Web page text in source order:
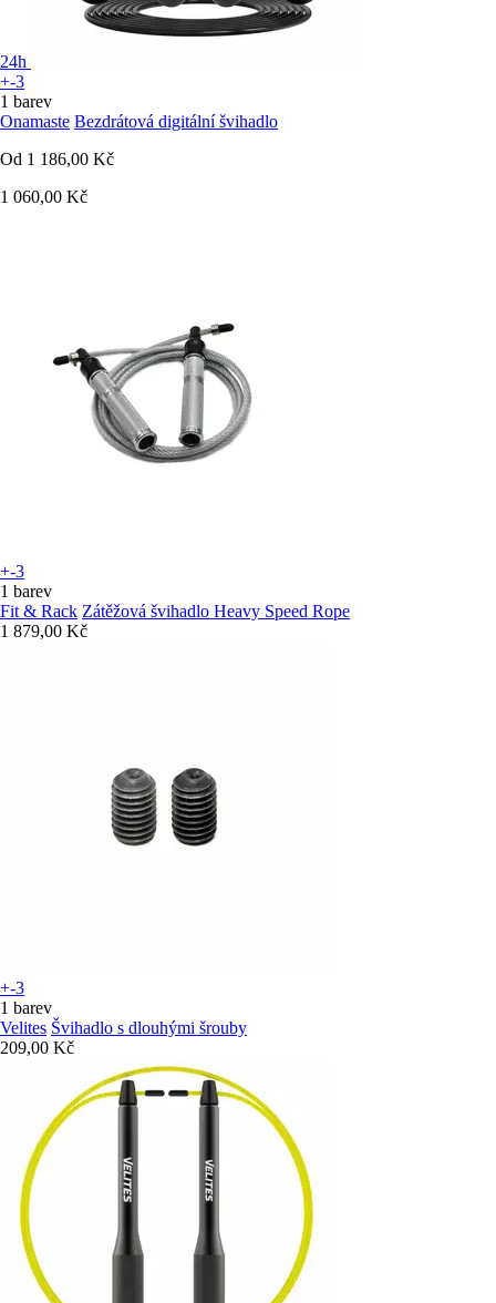
24h
+-3
1 barev
Onamaste Bezdrátová digitální švihadlo
Od 1 186,00 Kč
1 060,00 Kč
+-3
1 barev
Fit & Rack Zátěžová švihadlo Heavy Speed Rope
1 879,00 Kč
+-3
1 barev
Velites Švihadlo s dlouhými šrouby
209,00 Kč